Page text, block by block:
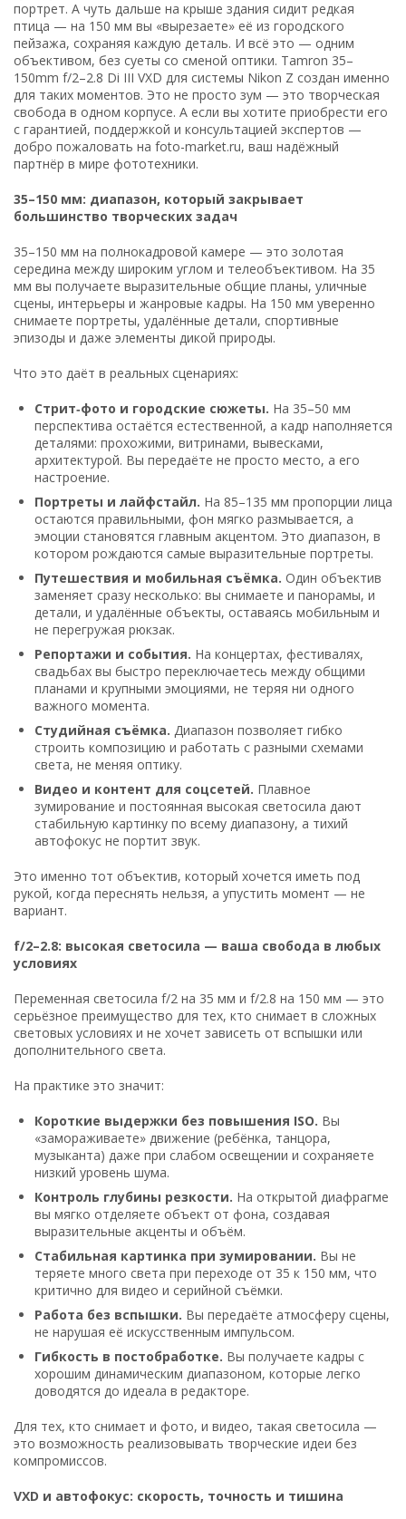
портрет. А чуть дальше на крыше здания сидит редкая
птица — на 150 мм вы «вырезаете» её из городского
пейзажа, сохраняя каждую деталь. И всё это — одним
объективом, без суеты со сменой оптики. Tamron 35–
150mm f/2–2.8 Di III VXD для системы Nikon Z создан именно
для таких моментов. Это не просто зум — это творческая
свобода в одном корпусе. А если вы хотите приобрести его
с гарантией, поддержкой и консультацией экспертов —
добро пожаловать на foto-market.ru, ваш надёжный
партнёр в мире фототехники.
35–150 мм: диапазон, который закрывает
большинство творческих задач
35–150 мм на полнокадровой камере — это золотая
середина между широким углом и телеобъективом. На 35
мм вы получаете выразительные общие планы, уличные
сцены, интерьеры и жанровые кадры. На 150 мм уверенно
снимаете портреты, удалённые детали, спортивные
эпизоды и даже элементы дикой природы.
Что это даёт в реальных сценариях:
Стрит‑фото и городские сюжеты. На 35–50 мм
перспектива остаётся естественной, а кадр наполняется
деталями: прохожими, витринами, вывесками,
архитектурой. Вы передаёте не просто место, а его
настроение.
Портреты и лайфстайл. На 85–135 мм пропорции лица
остаются правильными, фон мягко размывается, а
эмоции становятся главным акцентом. Это диапазон, в
котором рождаются самые выразительные портреты.
Путешествия и мобильная съёмка. Один объектив
заменяет сразу несколько: вы снимаете и панорамы, и
детали, и удалённые объекты, оставаясь мобильным и
не перегружая рюкзак.
Репортажи и события. На концертах, фестивалях,
свадьбах вы быстро переключаетесь между общими
планами и крупными эмоциями, не теряя ни одного
важного момента.
Студийная съёмка. Диапазон позволяет гибко
строить композицию и работать с разными схемами
света, не меняя оптику.
Видео и контент для соцсетей. Плавное
зумирование и постоянная высокая светосила дают
стабильную картинку по всему диапазону, а тихий
автофокус не портит звук.
Это именно тот объектив, который хочется иметь под
рукой, когда переснять нельзя, а упустить момент — не
вариант.
f/2–2.8: высокая светосила — ваша свобода в любых
условиях
Переменная светосила f/2 на 35 мм и f/2.8 на 150 мм — это
серьёзное преимущество для тех, кто снимает в сложных
световых условиях и не хочет зависеть от вспышки или
дополнительного света.
На практике это значит:
Короткие выдержки без повышения ISO. Вы
«замораживаете» движение (ребёнка, танцора,
музыканта) даже при слабом освещении и сохраняете
низкий уровень шума.
Контроль глубины резкости. На открытой диафрагме
вы мягко отделяете объект от фона, создавая
выразительные акценты и объём.
Стабильная картинка при зумировании. Вы не
теряете много света при переходе от 35 к 150 мм, что
критично для видео и серийной съёмки.
Работа без вспышки. Вы передаёте атмосферу сцены,
не нарушая её искусственным импульсом.
Гибкость в постобработке. Вы получаете кадры с
хорошим динамическим диапазоном, которые легко
доводятся до идеала в редакторе.
Для тех, кто снимает и фото, и видео, такая светосила —
это возможность реализовывать творческие идеи без
компромиссов.
VXD и автофокус: скорость, точность и тишина